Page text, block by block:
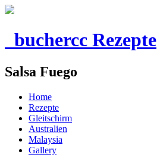
buchercc Rezepte
Salsa Fuego
Home
Rezepte
Gleitschirm
Australien
Malaysia
Gallery